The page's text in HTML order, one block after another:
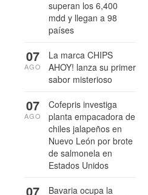
superan los 6,400
mdd y llegan a 98
países
La marca CHIPS
AHOY! lanza su primer
sabor misterioso
07
AGO
Cofepris investiga
planta empacadora de
chiles jalapeños en
Nuevo León por brote
de salmonela en
Estados Unidos
07
AGO
Bavaria ocupa la
07